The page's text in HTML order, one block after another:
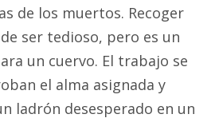
de los muertos. Recoger
ser tedioso, pero es un
un cuervo. El trabajo se
el alma asignada y
ladrón desesperado en un